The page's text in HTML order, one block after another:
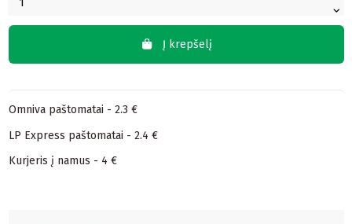
Į krepšelį
Omniva paštomatai - 2.3 €
LP Express paštomatai - 2.4 €
Kurjeris į namus - 4 €